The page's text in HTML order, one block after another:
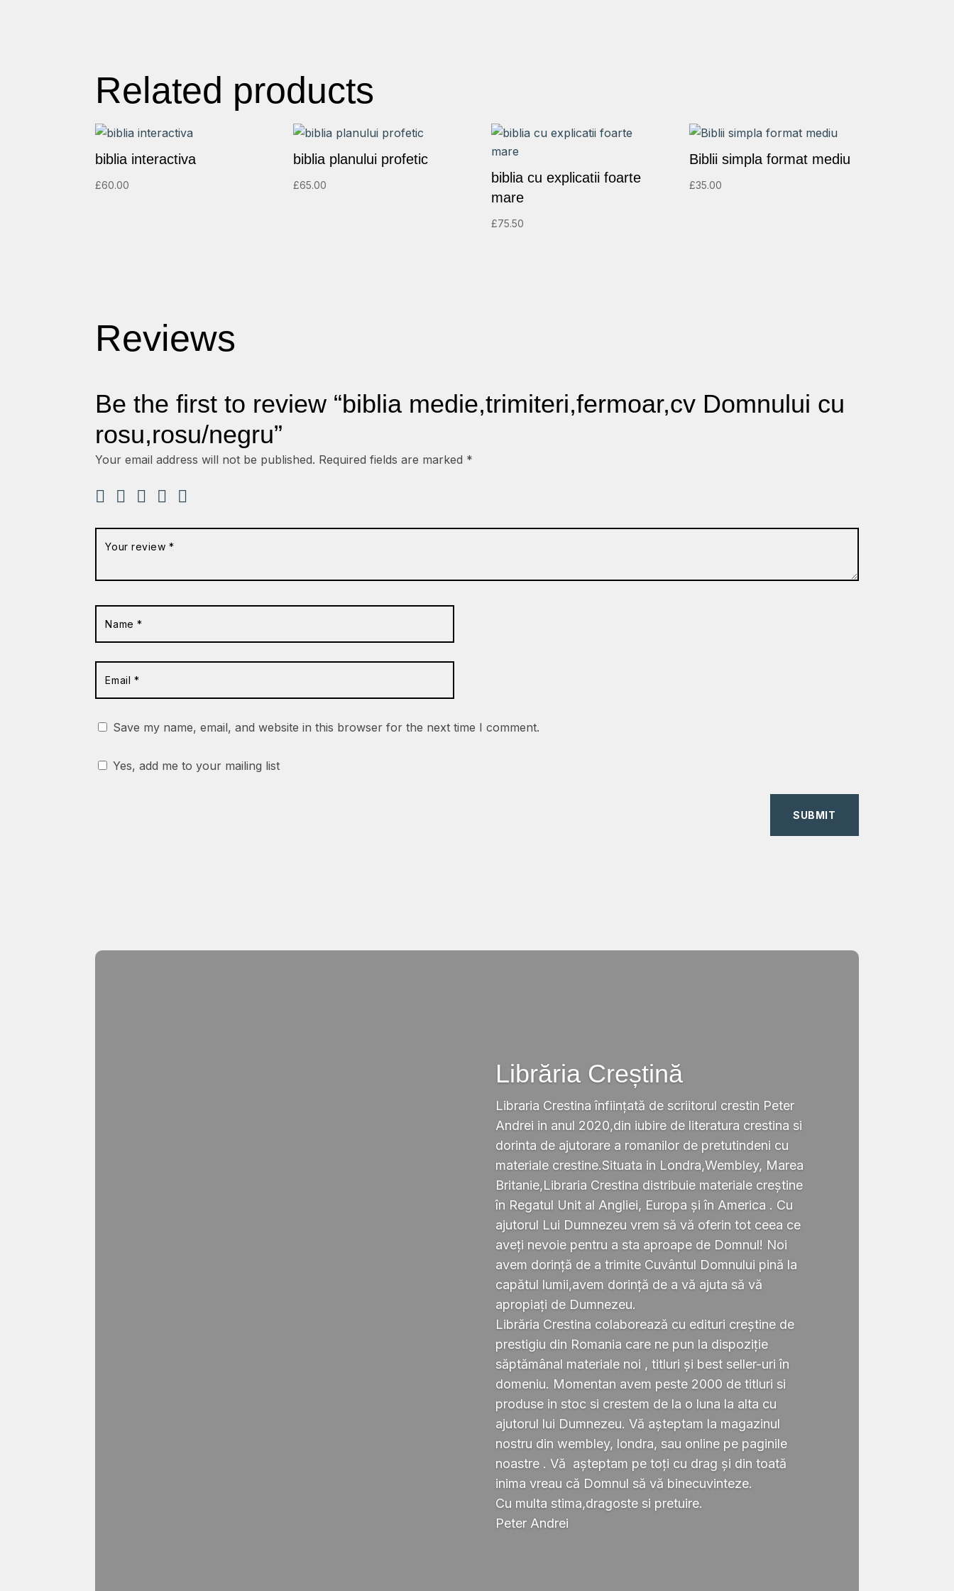
Related products
biblia interactiva
£60.00
biblia planului profetic
£65.00
biblia cu explicatii foarte
mare
£75.50
Biblii simpla format mediu
£35.00
Reviews
Be the first to review “biblia medie,trimiteri,fermoar,cv Domnului cu
rosu,rosu/negru”
Your email address will not be published. Required fields are marked *
Save my name, email, and website in this browser for the next time I comment.
Yes, add me to your mailing list
SUBMIT
Librăria Creștină
Libraria Crestina înființată de scriitorul crestin Peter
Andrei in anul 2020,din iubire de literatura crestina si
dorinta de ajutorare a romanilor de pretutindeni cu
materiale crestine.Situata in Londra,Wembley, Marea
Britanie,Libraria Crestina distribuie materiale creștine
în Regatul Unit al Angliei, Europa și în America . Cu
ajutorul Lui Dumnezeu vrem să vă oferin tot ceea ce
aveți nevoie pentru a sta aproape de Domnul! Noi
avem dorință de a trimite Cuvântul Domnului pină la
capătul lumii,avem dorință de a vă ajuta să vă
apropiați de Dumnezeu.
Librăria Crestina colaborează cu edituri creștine de
prestigiu din Romania care ne pun la dispoziție
săptămânal materiale noi , titluri și best seller-uri în
domeniu. Momentan avem peste 2000 de titluri si
produse in stoc si crestem de la o luna la alta cu
ajutorul lui Dumnezeu. Vă așteptam la magazinul
nostru din wembley, londra, sau online pe paginile
noastre . Vă așteptam pe toți cu drag și din toată
inima vreau că Domnul să vă binecuvinteze.
Cu multa stima,dragoste si pretuire.
Peter Andrei